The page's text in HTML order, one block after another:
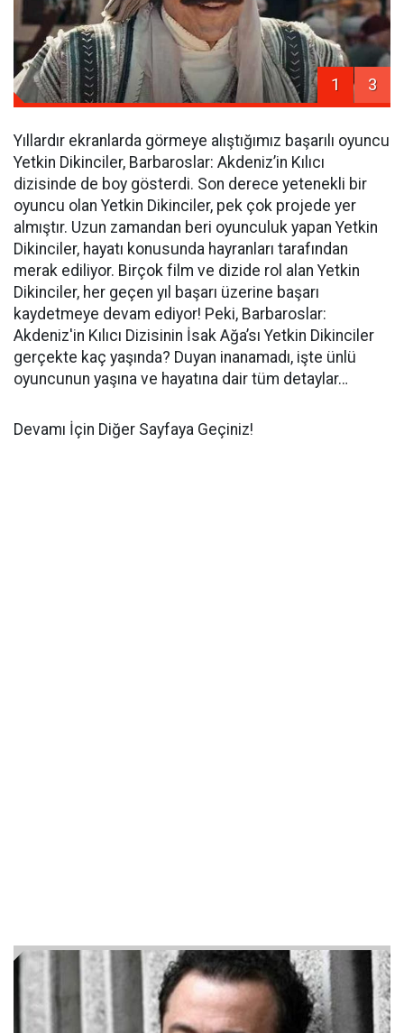
1 3
Yıllardır ekranlarda görmeye alıştığımız başarılı oyuncu
Yetkin Dikinciler, Barbaroslar: Akdeniz’in Kılıcı
dizisinde de boy gösterdi. Son derece yetenekli bir
oyuncu olan Yetkin Dikinciler, pek çok projede yer
almıştır. Uzun zamandan beri oyunculuk yapan Yetkin
Dikinciler, hayatı konusunda hayranları tarafından
merak ediliyor. Birçok film ve dizide rol alan Yetkin
Dikinciler, her geçen yıl başarı üzerine başarı
kaydetmeye devam ediyor! Peki, Barbaroslar:
Akdeniz'in Kılıcı Dizisinin İsak Ağa’sı Yetkin Dikinciler
gerçekte kaç yaşında? Duyan inanamadı, işte ünlü
oyuncunun yaşına ve hayatına dair tüm detaylar…
Devamı İçin Diğer Sayfaya Geçiniz!